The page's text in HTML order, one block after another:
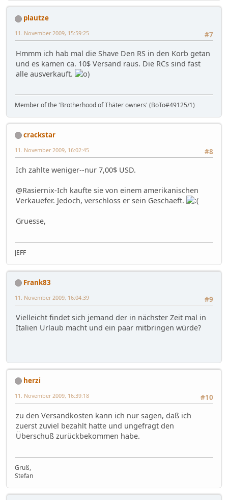
plautze
#7
11. November 2009, 15:59:25
Hmmm ich hab mal die Shave Den RS in den Korb getan
und es kamen ca. 10$ Versand raus. Die RCs sind fast
alle ausverkauft.
Member of the 'Brotherhood of Thäter owners' (BoTo#49125/1)
crackstar
#8
11. November 2009, 16:02:45
Ich zahlte weniger--nur 7,00$ USD.
@Rasiernix-Ich kaufte sie von einem amerikanischen
Verkauefer. Jedoch, verschloss er sein Geschaeft.
Gruesse,
JEFF
Frank83
#9
11. November 2009, 16:04:39
Vielleicht findet sich jemand der in nächster Zeit mal in
Italien Urlaub macht und ein paar mitbringen würde?
herzi
#10
11. November 2009, 16:39:18
zu den Versandkosten kann ich nur sagen, daß ich
zuerst zuviel bezahlt hatte und ungefragt den
Überschuß zurückbekommen habe.
Gruß,
Stefan